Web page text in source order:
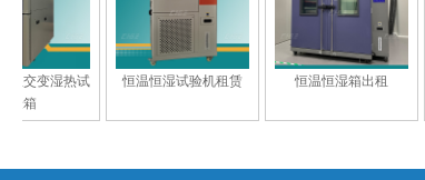
恒温恒湿试验机租赁 恒温恒湿箱出租 高温恒温试验